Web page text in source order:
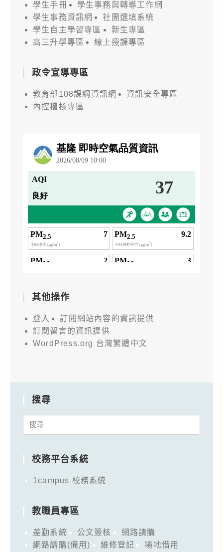
學生手冊
學生事務與轉導工作網
學生事務資訊網
社團選填系統
學生自主學習專區
新生專區
高三升學專區
線上授課專區
政令宣導專區
教育部108課綱資訊網
資訊安全專區
內控稽核專區
其他操作
登入
訂閱網站內容的資訊提供
訂閱留言的資訊提供
WordPress.org 台灣繁體中文
搜尋
Search
校務平台系統
1campus 校務系統
教職員專區
差勤系統 公文簽核
網路請購
網路請購(備用)
維修登記
場地借用